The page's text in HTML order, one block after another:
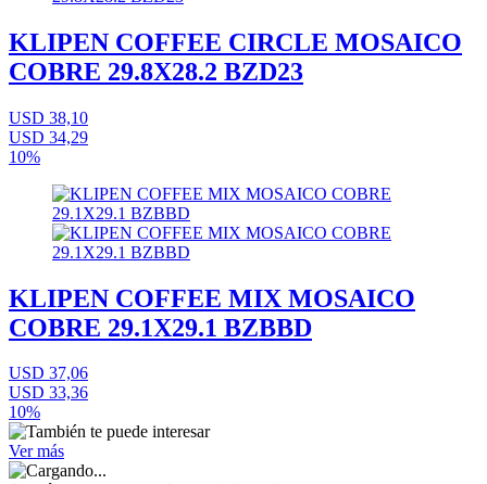
KLIPEN COFFEE CIRCLE MOSAICO
COBRE 29.8X28.2 BZD23
USD 38,10
USD 34,29
10%
KLIPEN COFFEE MIX MOSAICO
COBRE 29.1X29.1 BZBBD
USD 37,06
USD 33,36
10%
Ver más